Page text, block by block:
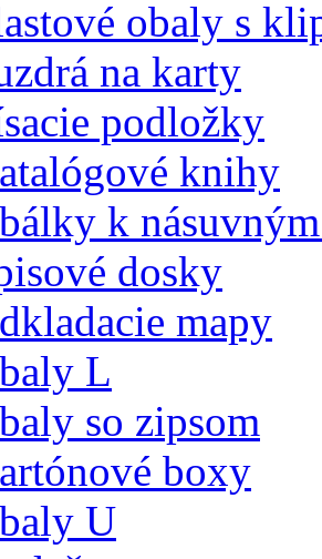
obaly s
na karty
podložky
knihy
k
dosky
mapy
L
so zipsom
boxy
U